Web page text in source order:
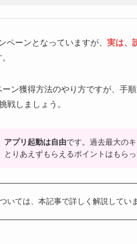
ペーンとなっていますが、 実は、
ン獲得方法のやり方ですが、手
戦しましょう。
アプリ起動は自由です。過去最大の
とりあえずもらえるポイントはもらっ
いては、本記事で詳しく解説していま